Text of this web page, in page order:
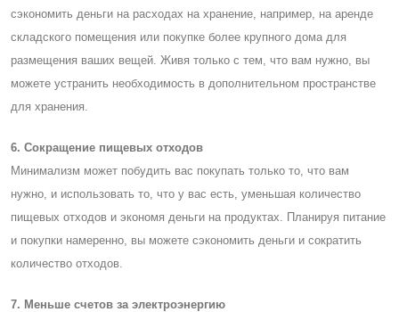
сэкономить деньги на расходах на хранение, например, на аренде
складского помещения или покупке более крупного дома для
размещения ваших вещей. Живя только с тем, что вам нужно, вы
можете устранить необходимость в дополнительном пространстве
для хранения.
6. Cокращение пищевых отходов
Минимализм может побудить вас покупать только то, что вам
нужно, и использовать то, что у вас есть, уменьшая количество
пищевых отходов и экономя деньги на продуктах. Планируя питание
и покупки намеренно, вы можете сэкономить деньги и сократить
количество отходов.
7. Меньше счетов за электроэнергию